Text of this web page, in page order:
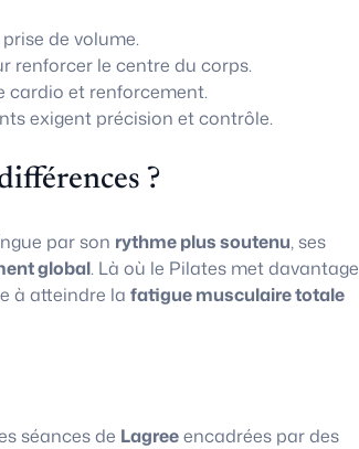
de volume.
renforcer le centre du corps.
cardio et renforcement.
exigent précision et contrôle.
?
par son rythme plus soutenu, ses
global. Là où le Pilates met davantage
à atteindre la fatigue musculaire totale
séances de Lagreeencadrées par des